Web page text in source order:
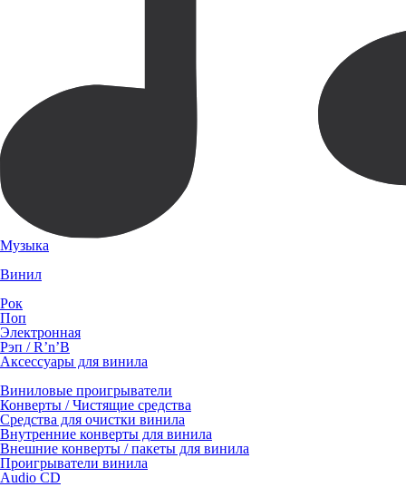
Музыка
Винил
Рок
Поп
Электронная
Рэп / R’n’B
Аксессуары для винила
Виниловые проигрыватели
Конверты / Чистящие средства
Средства для очистки винила
Внутренние конверты для винила
Внешние конверты / пакеты для винила
Проигрыватели винила
Audio CD